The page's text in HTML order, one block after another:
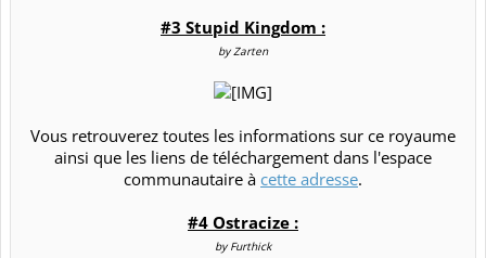
#3 Stupid Kingdom :
by Zarten
Vous retrouverez toutes les informations sur ce royaume
ainsi que les liens de téléchargement dans l'espace
communautaire à cette adresse.​
#4 Ostracize :
by Furthick